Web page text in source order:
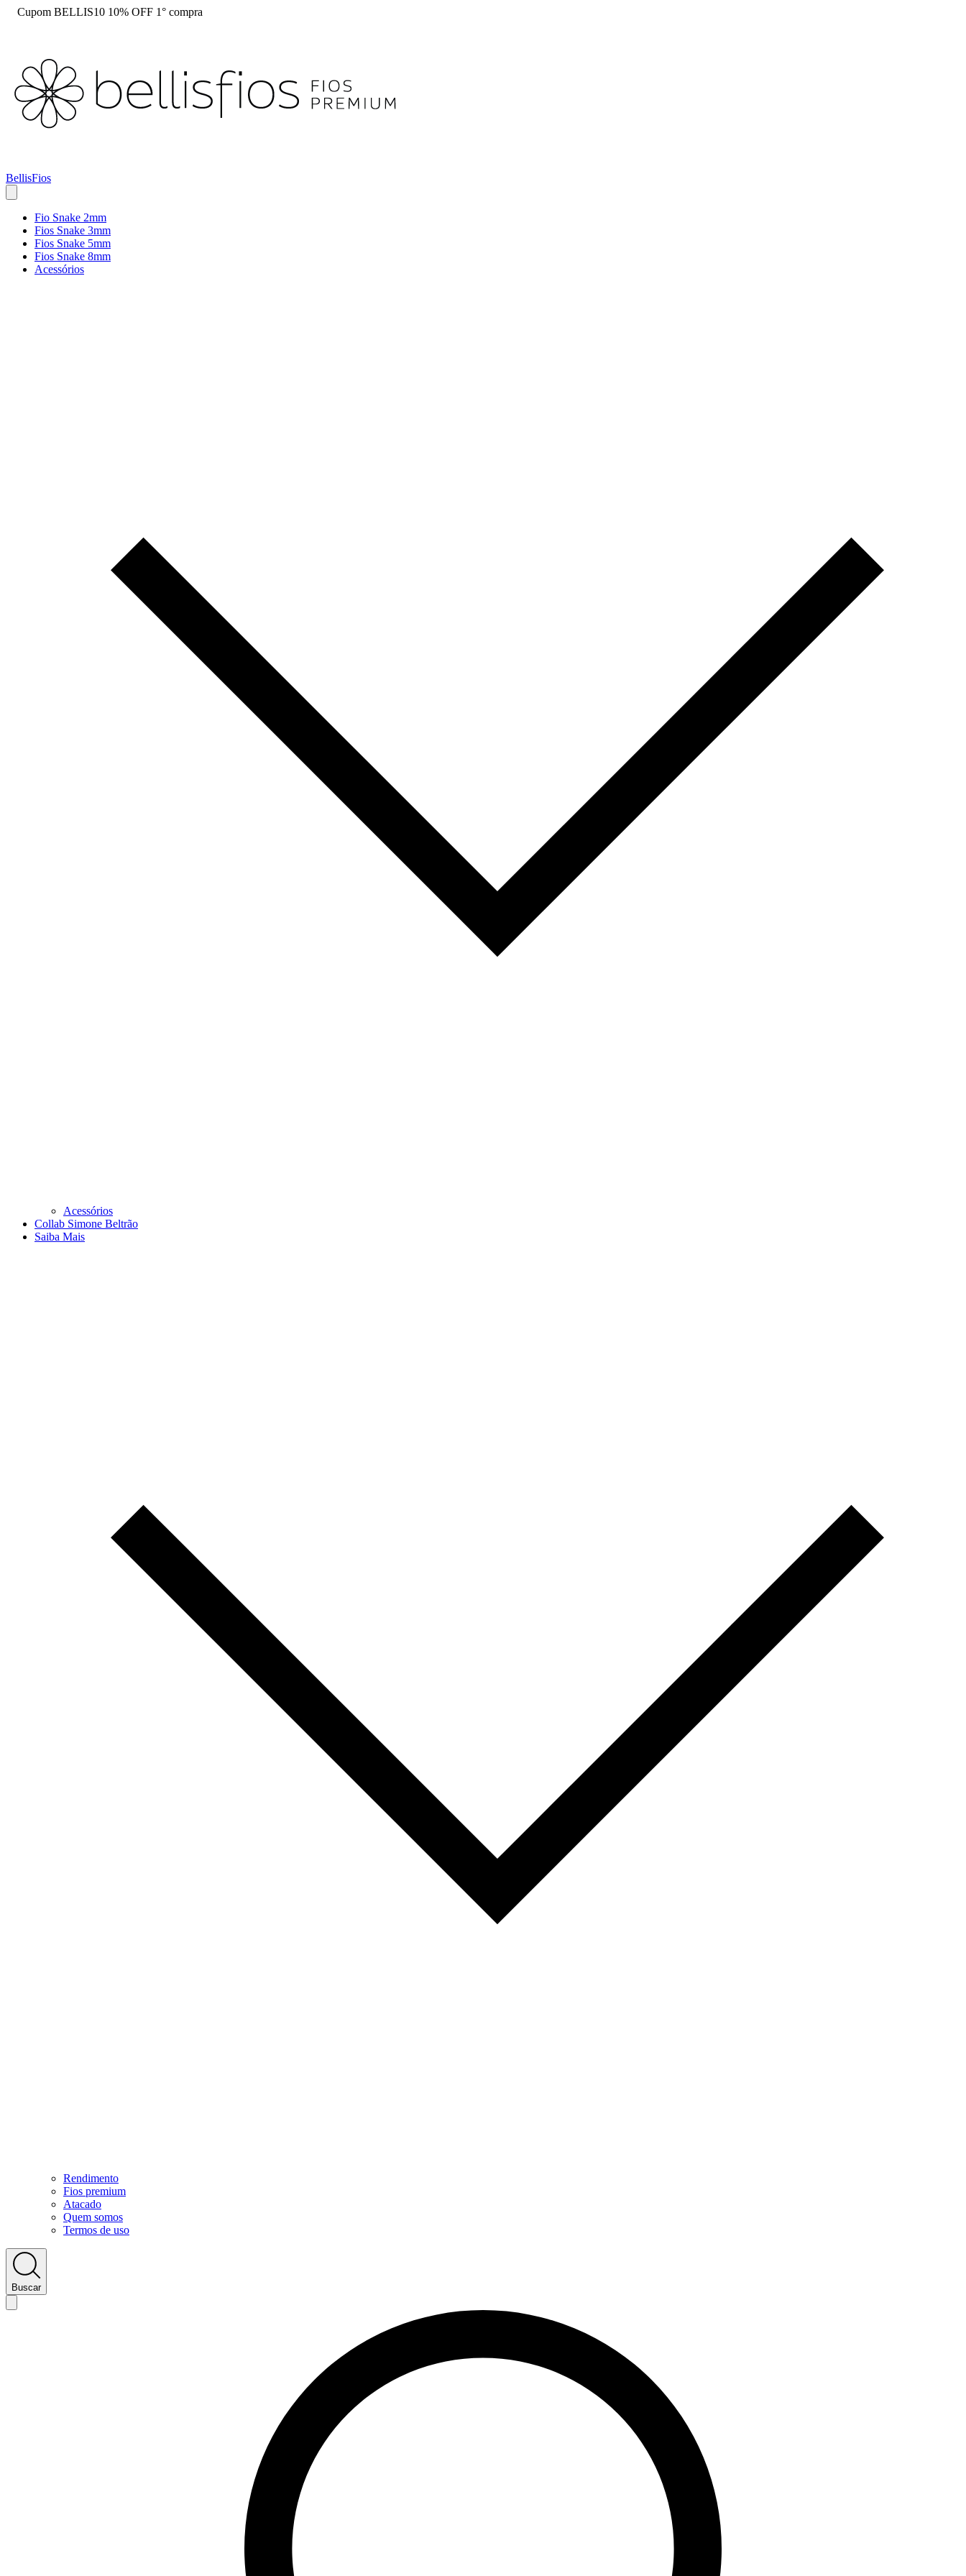
Cupom BELLIS10 10% OFF 1° compra
BellisFios
Fio Snake 2mm
Fios Snake 3mm
Fios Snake 5mm
Fios Snake 8mm
Acessórios
Acessórios
Collab Simone Beltrão
Saiba Mais
Rendimento
Fios premium
Atacado
Quem somos
Termos de uso
Buscar